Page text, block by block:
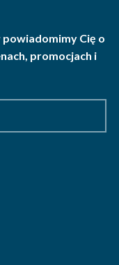
powiadomimy Cię o
promocjach i